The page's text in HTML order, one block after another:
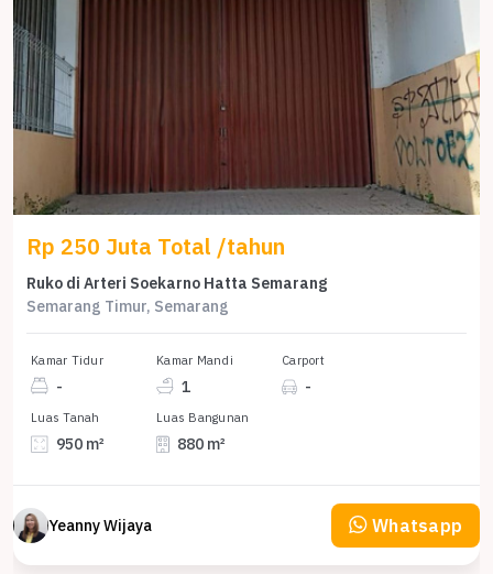
Rp 250 Juta Total /tahun
Ruko di Arteri Soekarno Hatta Semarang
Semarang Timur, Semarang
Kamar Tidur
-
Kamar Mandi
1
Carport
-
Luas Tanah
950 m²
Luas Bangunan
880 m²
Yeanny Wijaya Whatsapp